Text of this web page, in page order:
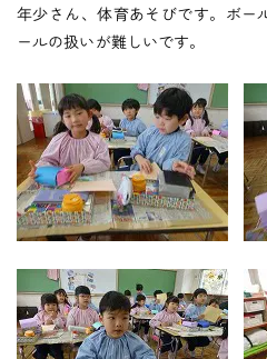
預
保 育後
課
お知らせ
フォトギャラリー
年少さん、体育あそびです。ボー
ールの扱いが難しいです。